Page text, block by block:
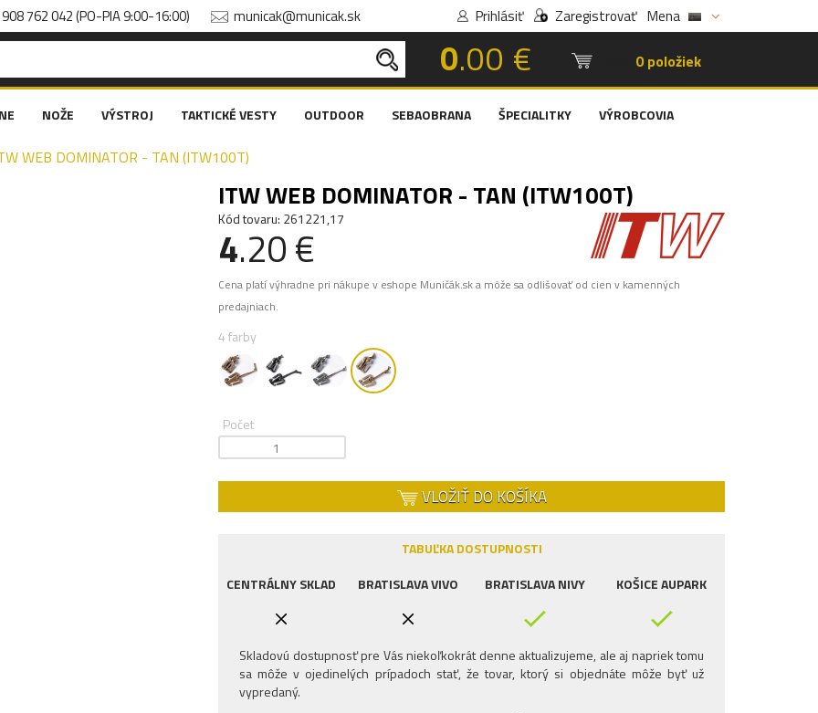
762 042 (PO-PIA 9:00-16:00) municak@municak.sk Prihlásiť Zaregistrovať Mena
0.00 € 0 položiek
NOŽE VÝSTROJ TAKTICKÉ VESTY OUTDOOR SEBAOBRANA ŠPECIALITKY VÝROBCOVIA
WEB DOMINATOR - TAN (ITW100T)
ITW WEB DOMINATOR - TAN (ITW100T)
Kód tovaru: 261221,17
4.20 €
Cena platí výhradne pri nákupe v eshope Muničák.sk a môže sa odlišovať od cien v kamenných
predajniach.
4 farby
Počet
VLOŽIŤ DO KOŠÍKA
TABUĽKA DOSTUPNOSTI
CENTRÁLNY SKLAD
BRATISLAVA VIVO BRATISLAVA NIVY KOŠICE AUPARK
Skladovú dostupnosť pre Vás niekoľkokrát denne aktualizujeme, ale aj napriek tomu
sa môže v ojedinelých prípadoch stať, že tovar, ktorý si objednáte môže byť už
vypredaný.